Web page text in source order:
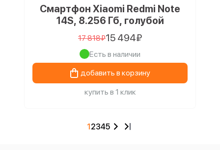
Смартфон Xiaomi Redmi Note
14S, 8.256 Гб, голубой
17 818₽15 494₽
Есть в наличии
добавить в корзину
купить в 1 клик
12345